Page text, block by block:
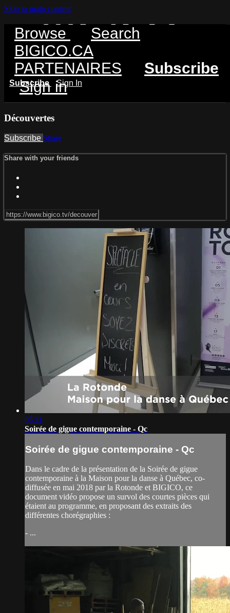
Skip to main content
Browse
Search
BIGICO.CA
PARTENAIRES
Subscribe
Sign in
Subscribe Sign In
Découvertes
Subscribe Share
Share with your friends
05:11
Soirée de gigue contemporaine - Qc
Soirée de gigue contemporaine - Qc
Dans le cadre de la présentation de la Soirée de gigue
contemporaine à la Maison pour la danse à Québec, co-
diffusée en mai 2018 par la Rotonde et BIGICO, ce
document vidéo propose un survol des courtes pièces qui
étaient au programme, en proposant des extraits des
différentes chorégraphies :
- ...